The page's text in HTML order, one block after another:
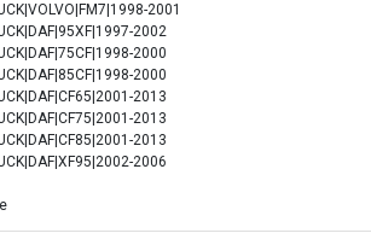
2001
2002
2000
2000
2013
2013
2013
2006